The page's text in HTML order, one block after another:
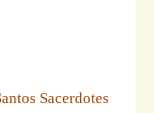
Sacerdotes